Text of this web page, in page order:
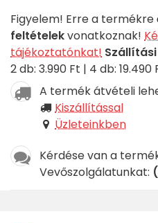
Figyelem! Erre a termékre
feltételekvonatkoznak!
tájékoztatónkat!
2 db: 3.990 Ft | 4 db: 19.490
A termék átvételi
Kiszállítással
Üzleteinkben
Kérdése van a
Vevőszolgálatunkat: